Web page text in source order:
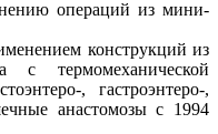
операций из мини-
конструкций из
с термомеханической
, гастроэнтеро-,
анастомозы с 1994